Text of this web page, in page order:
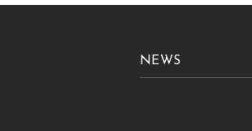
NEWS